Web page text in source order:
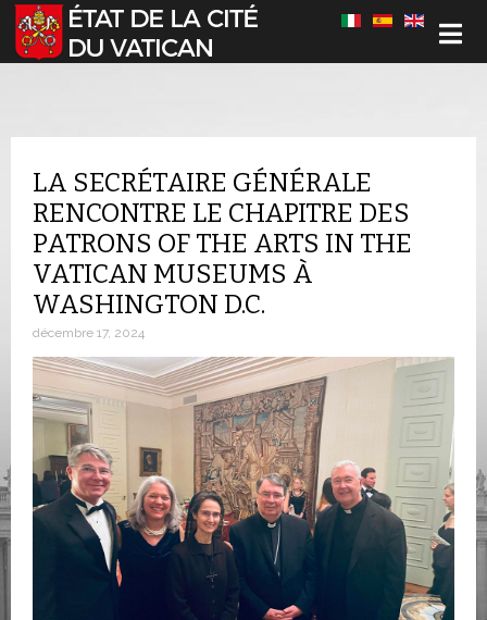
Sélectionnez votre langue
LA SECRÉTAIRE GÉNÉRALE
RENCONTRE LE CHAPITRE DES
PATRONS OF THE ARTS IN THE
VATICAN MUSEUMS À
WASHINGTON D.C.
décembre 17, 2024